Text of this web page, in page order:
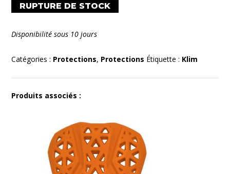
RUPTURE DE STOCK
Disponibilité sous 10 jours
Catégories : Protections, Protections Étiquette : Klim
Produits associés :